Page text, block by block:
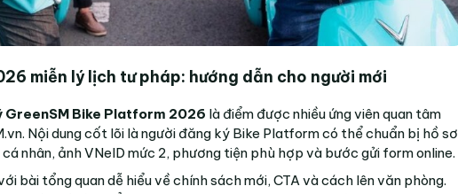
miễn lý lịch tư pháp: hướng dẫn cho người mới
GreenSM Bike Platform 2026 là điểm được nhiều ứng viên quan tâm
. Nội dung cốt lõi là người đăng ký Bike Platform có thể chuẩn bị hồ sơ
nhân, ảnh VNeID mức 2, phương tiện phù hợp và bước gửi form online.
bài tổng quan dễ hiểu về chính sách mới, CTA và cách lên văn phòng.